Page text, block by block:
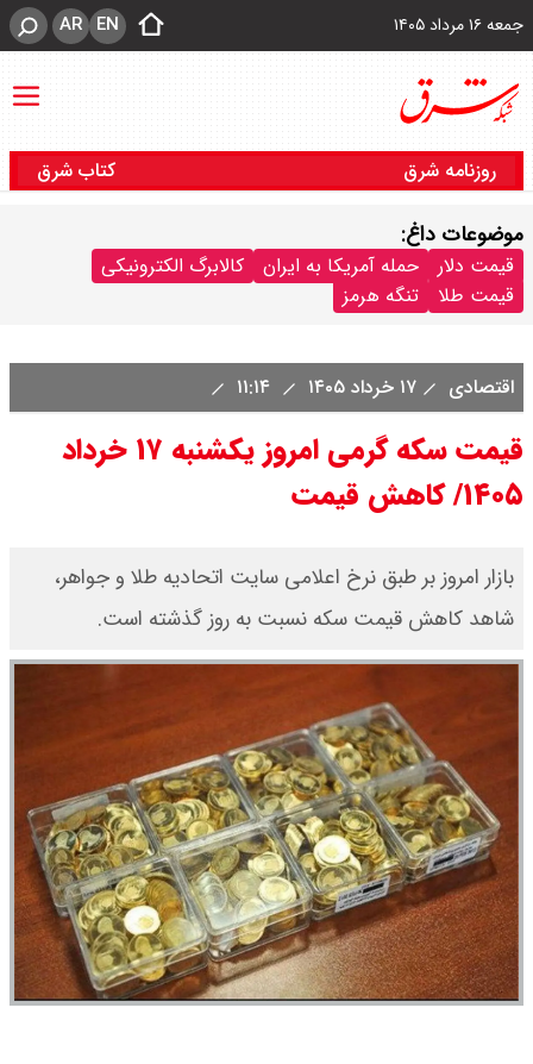
جمعه ۱۶ مرداد ۱۴۰۵ EN
AR
روزنامه شرق کتاب شرق
موضوعات داغ:
قیمت دلار حمله آمریکا به ایران
کالابرگ الکترونیکی
قیمت طلا
تنگه هرمز
اقتصادی ۱۷ خرداد ۱۴۰۵
قیمت سکه گرمی امروز یکشنبه ۱۷ خرداد
۱۴۰۵/ کاهش قیمت
بازار امروز بر طبق نرخ اعلامی سایت اتحادیه طلا و جواهر،
شاهد کاهش قیمت‌‌‌‌ سکه نسبت به روز گذشته است.